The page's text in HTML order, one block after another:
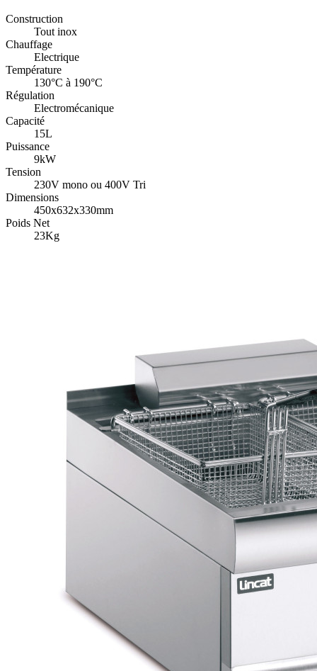
Construction
Tout inox
Chauffage
Electrique
Température
130°C à 190°C
Régulation
Electromécanique
Capacité
15L
Puissance
9kW
Tension
230V mono ou 400V Tri
Dimensions
450x632x330mm
Poids Net
23Kg